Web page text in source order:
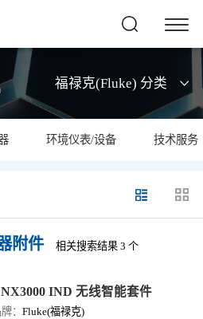
福禄克(Fluke) 分类
环境仪表/设备 技术服务
附件 相关搜索结果 3 个
IND 无线智能套件
牌：Fluke(福禄克)